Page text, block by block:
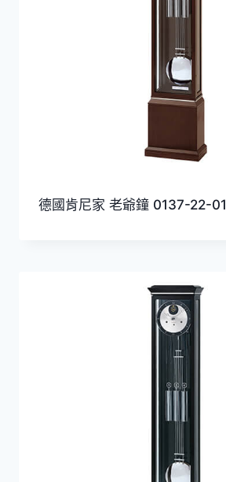
德國肯尼家 老爺鐘 0137-22-01